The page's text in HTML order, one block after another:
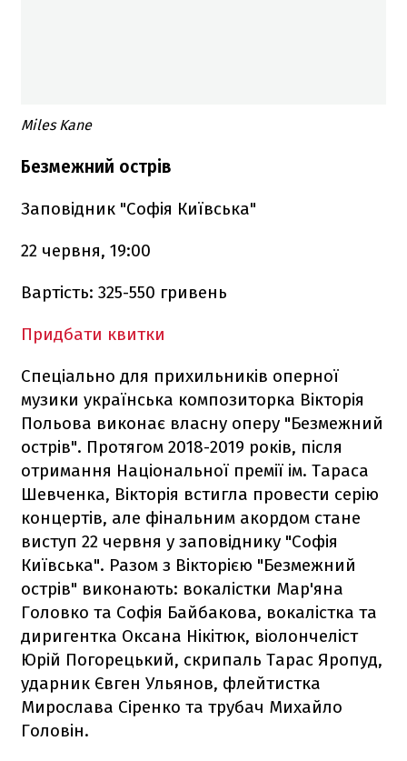
Miles Kane
Безмежний острів
Заповідник "Софія Київська"
22 червня, 19:00
Вартість: 325-550 гривень
Придбати квитки
Спеціально для прихильників оперної
музики українська композиторка Вікторія
Польова виконає власну оперу "Безмежний
острів". Протягом 2018-2019 років, після
отримання Національної премії ім. Тараса
Шевченка, Вікторія встигла провести серію
концертів, але фінальним акордом стане
виступ 22 червня у заповіднику "Софія
Київська". Разом з Вікторією "Безмежний
острів" виконають: вокалістки Мар'яна
Головко та Софія Байбакова, вокалістка та
диригентка Оксана Нікітюк, віолончеліст
Юрій Погорецький, скрипаль Тарас Яропуд,
ударник Євген Ульянов, флейтистка
Мирослава Сіренко та трубач Михайло
Головін.